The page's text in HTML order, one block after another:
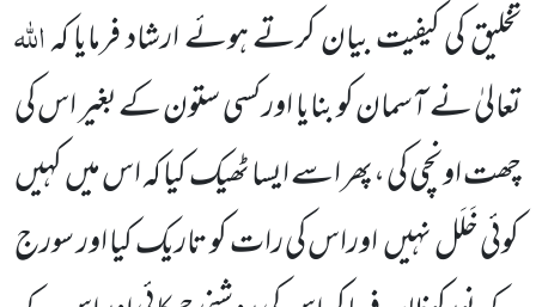
تخلیق کی کیفیتبیان کرتے ہوئے ارشاد فرمایا کہاللّٰہ
تعالیٰ نےآسمان کو بنایا اور کسی ستون کے بغیر اس کی
چھت اونچی کی ،پھر اسے ایساٹھیک کیا کہ اس میںکہیں
کوئی خَلَل نہیںاوراس کی رات کو تاریک کیا اور سورج